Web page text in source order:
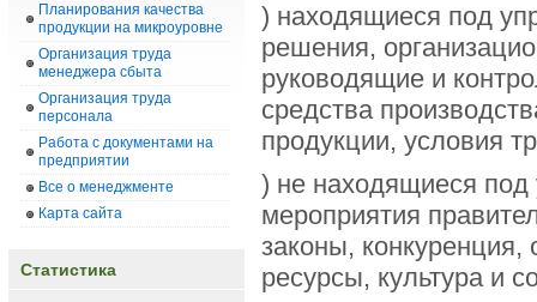
Планирования качества
продукции на микроуровне
Организация труда
менеджера сбыта
Организация труда
персонала
Работа с документами на
предприятии
Все о менеджменте
Карта сайта
Статистика
) находящиеся под
решения,
руководящие и
средства
продукции, условия
) не находящиеся под
мероприятия
законы,
ресурсы, культура и